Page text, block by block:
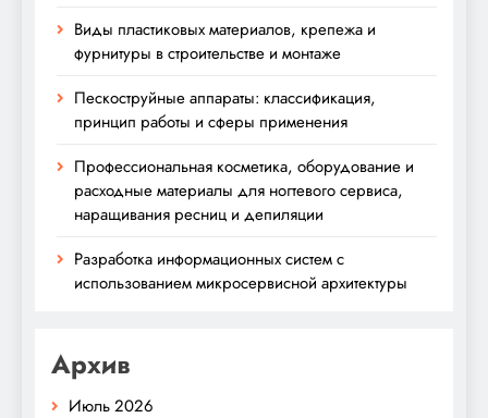
Виды пластиковых материалов, крепежа и
фурнитуры в строительстве и монтаже
Пескоструйные аппараты: классификация,
принцип работы и сферы применения
Профессиональная косметика, оборудование и
расходные материалы для ногтевого сервиса,
наращивания ресниц и депиляции
Разработка информационных систем с
использованием микросервисной архитектуры
Архив
Июль 2026